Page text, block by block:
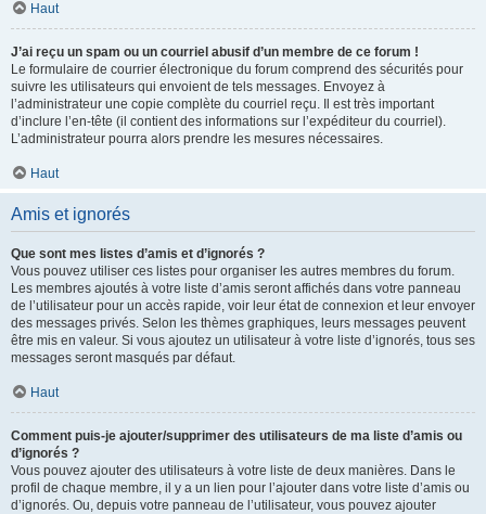
Haut
J’ai reçu un spam ou un courriel abusif d’un membre de ce forum !
Le formulaire de courrier électronique du forum comprend des sécurités pour
suivre les utilisateurs qui envoient de tels messages. Envoyez à
l’administrateur une copie complète du courriel reçu. Il est très important
d’inclure l’en-tête (il contient des informations sur l’expéditeur du courriel).
L’administrateur pourra alors prendre les mesures nécessaires.
Haut
Amis et ignorés
Que sont mes listes d’amis et d’ignorés ?
Vous pouvez utiliser ces listes pour organiser les autres membres du forum.
Les membres ajoutés à votre liste d’amis seront affichés dans votre panneau
de l’utilisateur pour un accès rapide, voir leur état de connexion et leur envoyer
des messages privés. Selon les thèmes graphiques, leurs messages peuvent
être mis en valeur. Si vous ajoutez un utilisateur à votre liste d’ignorés, tous ses
messages seront masqués par défaut.
Haut
Comment puis-je ajouter/supprimer des utilisateurs de ma liste d’amis ou
d’ignorés ?
Vous pouvez ajouter des utilisateurs à votre liste de deux manières. Dans le
profil de chaque membre, il y a un lien pour l’ajouter dans votre liste d’amis ou
d’ignorés. Ou, depuis votre panneau de l’utilisateur, vous pouvez ajouter